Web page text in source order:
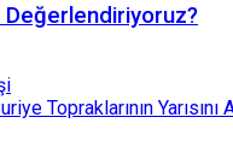
Değerlendiriyoruz?